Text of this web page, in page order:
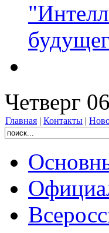
Четверг
Главная | Контакты |